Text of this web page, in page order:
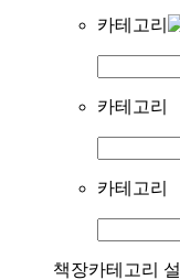
카테고리
카테고리
카테고리
책장카테고리